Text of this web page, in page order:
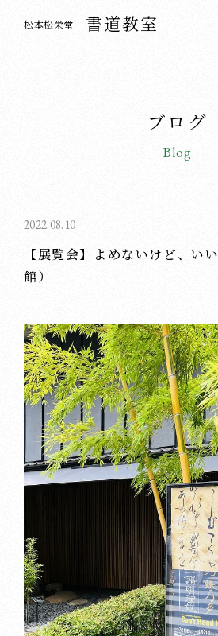
松本松栄堂 書道教室
ブログ
Blog
2022.08.10
【展覧会】よめないけど、い
館）